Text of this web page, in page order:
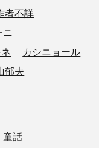
者不詳
ニ
カシニョール
郁夫
童話